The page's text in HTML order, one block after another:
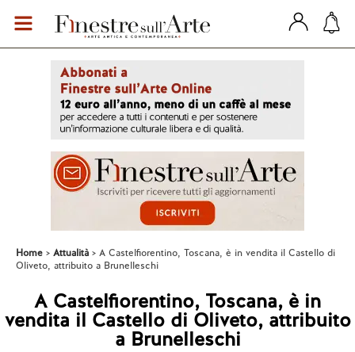
Home Attualità
A Castelfiorentino, Toscana, è in vendita il Castello di
Oliveto, attribuito a Brunelleschi
A Castelfiorentino, Toscana, è in
vendita il Castello di Oliveto, attribuito
a Brunelleschi